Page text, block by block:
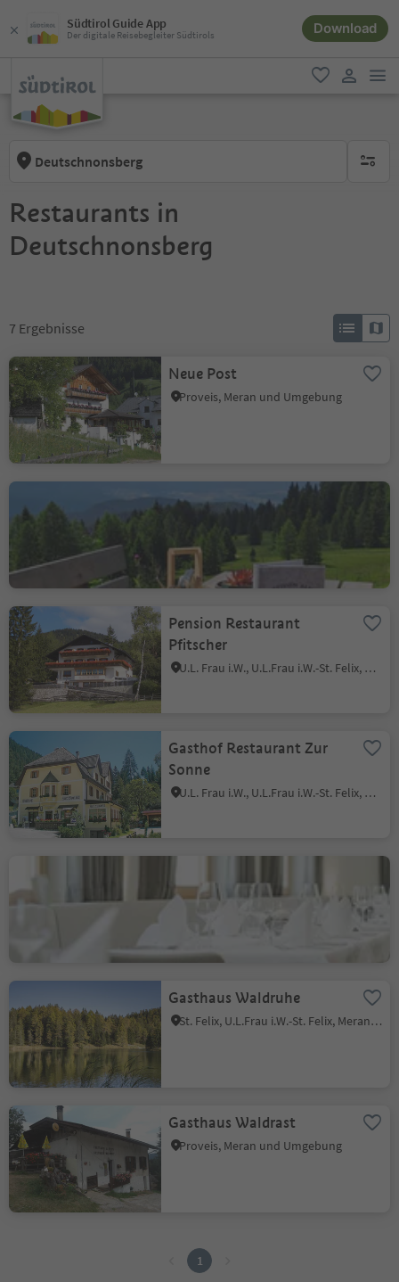
Südtirol Guide App
Der digitale Reisebegleiter Südtirols Download
favorit
Deutschnonsberg keine
Restaurants in
Deutschnonsberg
7 Ergebnisse
Neue Post
Proveis, Meran und Umgebung
Weissen Alm
Pension Restaurant
Pfitscher
U.L. Frau i.W., U.L.Frau i.W.-St. Felix, Meran und Umgebung
Gasthof Restaurant Zur
Sonne
U.L. Frau i.W., U.L.Frau i.W.-St. Felix, Meran und Umgebung
Gasthaus Waldruhe
St. Felix, U.L.Frau i.W.-St. Felix, Meran und Umgebung
Gasthaus Waldrast
Proveis, Meran und Umgebung
1